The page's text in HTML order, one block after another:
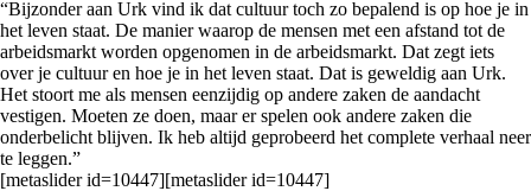
“Bijzonder aan Urk vind ik dat cultuur toch zo bepalend is op hoe je in
het leven staat. De manier waarop de mensen met een afstand tot de
arbeidsmarkt worden opgenomen in de arbeidsmarkt. Dat zegt iets
over je cultuur en hoe je in het leven staat. Dat is geweldig aan Urk.
Het stoort me als mensen eenzijdig op andere zaken de aandacht
vestigen. Moeten ze doen, maar er spelen ook andere zaken die
onderbelicht blijven. Ik heb altijd geprobeerd het complete verhaal neer
te leggen.”
[metaslider id=10447][metaslider id=10447]